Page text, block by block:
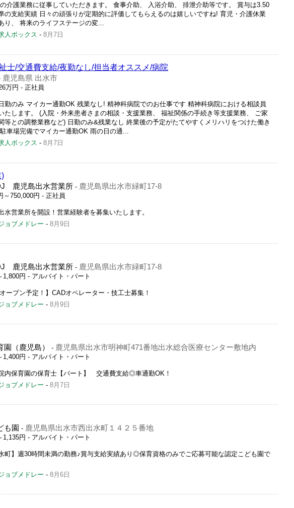
介護業務に従事していただきます。 食事介助、 入浴介助、 排泄介助等です。 賞与は3.50
の支給実績 日々の頑張りが定期的に評価してもらえるのは嬉しいですね! 育児・介護休業
り、 将来のライフステージの変...
人ボックス - 8月7日
士/交通費支給/夜勤なし/担当者オススメ/病院
鹿児島県 出水市
万円 - 正社員
勤のみ マイカー通勤OK 残業なし! 精神科病院でのお仕事です 精神科病院における相談員
たします。 (入院・外来患者さまの相談・支援業務、 福祉関係の手続き等支援業務、 ご家
等との調整業務など) 日勤のみ&残業なし 終業後の予定がたてやすくメリハリをつけた働き
車場完備でマイカー通勤OK 雨の日の通...
人ボックス - 8月7日
)
鹿児島出水営業所 - 鹿児島県出水市緑町17-8
～750,000円 - 正社員
水営業所を開設！営業経験者を募集いたします。
ョブメドレー - 8月9日
鹿児島出水営業所 - 鹿児島県出水市緑町17-8
1,800円 - アルバイト・パート
オープン予定！】CADオペレーター・技工士募集！
ョブメドレー - 8月9日
（鹿児島） - 鹿児島県出水市明神町471番地出水総合医療センター敷地内
1,400円 - アルバイト・パート
内保育園の保育士【パート】 交通費支給◎車通勤OK！
ョブメドレー - 8月7日
も園 - 鹿児島県出水市西出水町１４２５番地
1,135円 - アルバイト・パート
町】週30時間未満の勤務♪賞与支給実績あり◎保育資格のみでご応募可能な認定こども園で
ョブメドレー - 8月6日